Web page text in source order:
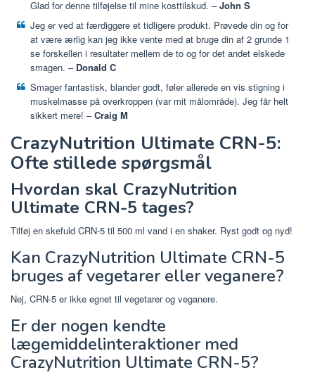
Glad for denne tilføjelse til mine kosttilskud. –John S
Jeg er ved at færdiggøre et tidligere produkt. Prøvede din og for
at være ærlig kan jeg ikke vente med at bruge din af 2 grunde 1
se forskellen i resultater mellem de to og for det andet elskede
smagen. – Donald C
Smager fantastisk, blander godt, føler allerede en vis stigning i
muskelmasse på overkroppen (var mit målområde). Jeg får helt
sikkert mere! –Craig M
CrazyNutrition Ultimate CRN-5:
Ofte stillede spørgsmål
Hvordan skal CrazyNutrition
Ultimate CRN-5 tages?
Tilføj en skefuld CRN-5 til 500 ml vand i en shaker. Ryst godt og nyd!
Kan CrazyNutrition Ultimate CRN-5
bruges af vegetarer eller veganere?
Nej, CRN-5 er ikke egnet til vegetarer og veganere.
Er der nogen kendte
lægemiddelinteraktioner med
CrazyNutrition Ultimate CRN-5?